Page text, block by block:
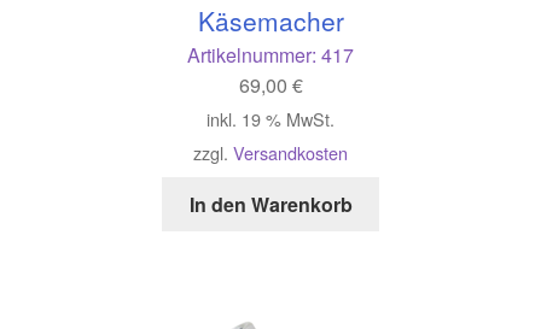
Käsemacher
Artikelnummer: 417
69,00 €
inkl. 19 % MwSt.
zzgl. Versandkosten
In den Warenkorb